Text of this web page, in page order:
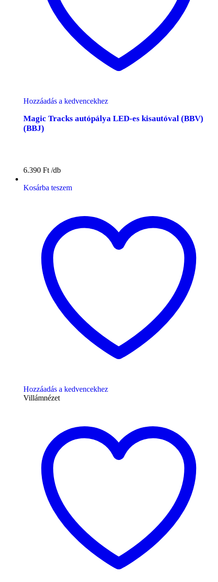
Hozzáadás a kedvencekhez
Magic Tracks autópálya LED-es kisautóval (BBV)
(BBJ)
6.390 Ft
Kosárba teszem
Hozzáadás a kedvencekhez
Villámnézet